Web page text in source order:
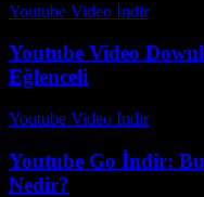
Youtube Video İndir-
Youtube Video
Eğlenceli
Youtube Video İndir-
Youtube Go İndir:
Nedir?